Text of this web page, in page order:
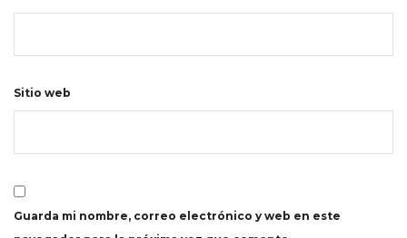
Sitio web
Guarda mi nombre, correo electrónico y web en este